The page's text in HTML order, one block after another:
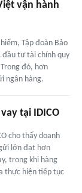
vận hành
Tập đoàn Bảo
đầu tư tài chính quy
đó, hơn
ngân hàng.
tại IDICO
cho thấy doanh
lớn đạt hơn
trong khi hàng
thực hiện tiếp tục